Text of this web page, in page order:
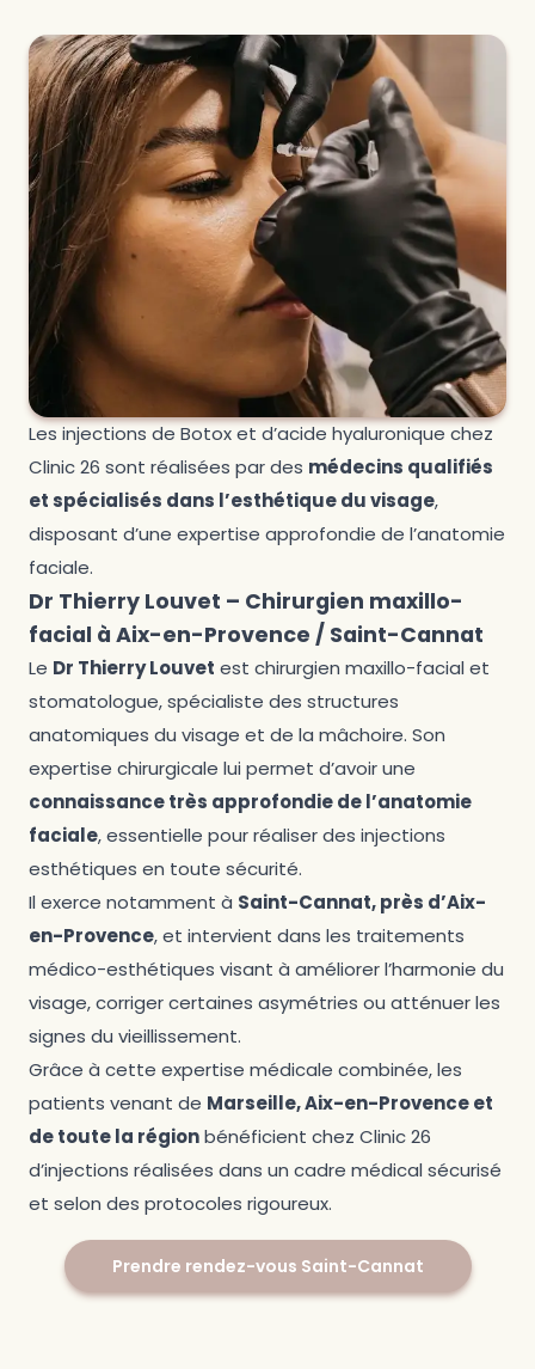
Les injections de Botox et d’acide hyaluronique chez
Clinic 26 sont réalisées par des médecins qualifiés
et spécialisés dans l’esthétique du visage,
disposant d’une expertise approfondie de l’anatomie
faciale.
Dr Thierry Louvet – Chirurgien maxillo-
facial à Aix-en-Provence / Saint-Cannat
Le Dr Thierry Louvet est chirurgien maxillo-facial et
stomatologue, spécialiste des structures
anatomiques du visage et de la mâchoire. Son
expertise chirurgicale lui permet d’avoir une
connaissance très approfondie de l’anatomie
faciale, essentielle pour réaliser des injections
esthétiques en toute sécurité.
Il exerce notamment à Saint-Cannat, près d’Aix-
en-Provence, et intervient dans les traitements
médico-esthétiques visant à améliorer l’harmonie du
visage, corriger certaines asymétries ou atténuer les
signes du vieillissement.
Grâce à cette expertise médicale combinée, les
patients venant de Marseille, Aix-en-Provence et
de toute la régionbénéficient chez Clinic 26
d’injections réalisées dans un cadre médical sécurisé
et selon des protocoles rigoureux.
Prendre rendez-vous Saint-Cannat